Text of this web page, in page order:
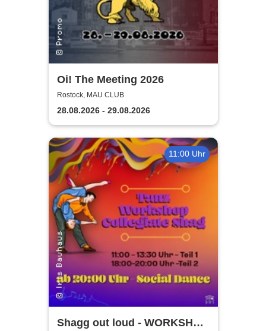
Oi! The Meeting 2026
Rostock, MAU CLUB
28.08.2026 - 29.08.2026
11:00 Uhr
Shagg out loud - WORKSHOP